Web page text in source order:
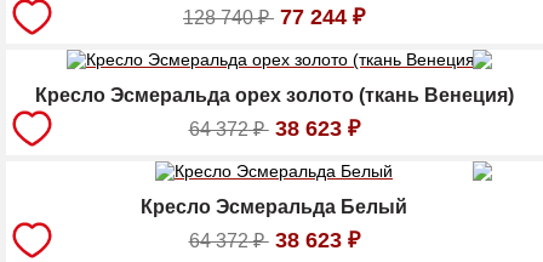
128 740₽ 77 244 ₽
Кресло Эсмеральда орех золото (ткань Венеция)
64 372₽ 38 623 ₽
Кресло Эсмеральда Белый
64 372₽ 38 623 ₽